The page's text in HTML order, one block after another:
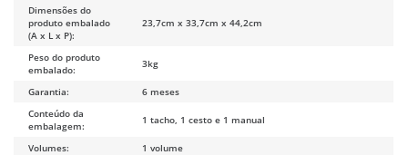
Dimensões do
produto embalado
(A x L x P):
23,7cm x 33,7cm x 44,2cm
Peso do produto
embalado:
3kg
Garantia:
6 meses
Conteúdo da
embalagem:
1 tacho, 1 cesto e 1 manual
Volumes:
1 volume